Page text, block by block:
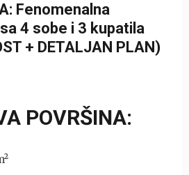
Fenomenalna
4 sobe i 3 kupatila
+ DETALJAN PLAN)
POVRŠINA: